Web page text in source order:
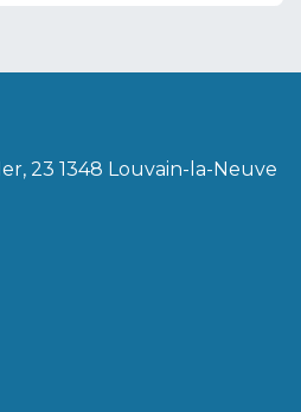
23 1348 Louvain-la-Neuve